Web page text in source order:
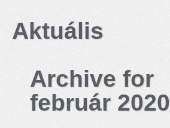
OKTATÁS
AKTUÁLIS
GALÉRIA
Aktuális
Archive for
február 2020